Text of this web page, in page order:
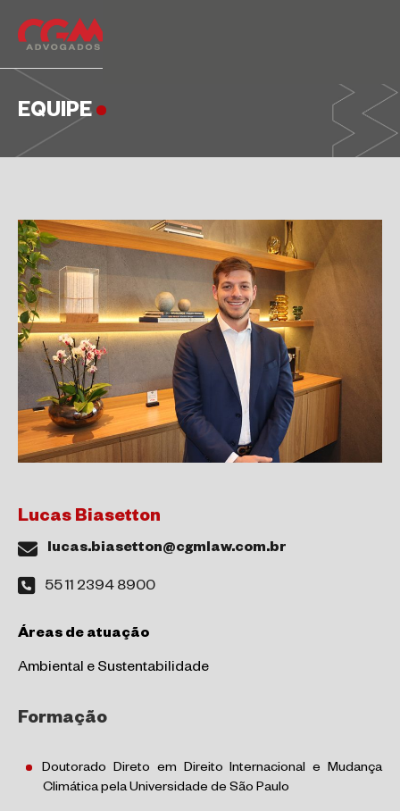
EQUIPE
Lucas Biasetton
lucas.biasetton@cgmlaw.com.br
55 11 2394 8900
Áreas de atuação
Ambiental e Sustentabilidade
Formação
Doutorado Direto em Direito Internacional e Mudança
Climática pela Universidade de São Paulo